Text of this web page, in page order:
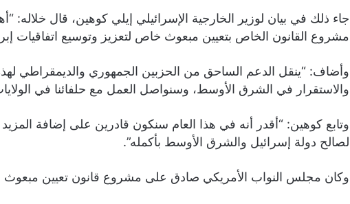
جاء ذلك في بيان لوزير الخارجية الإسرائيلي إيلي كوهين، قال خلاله:
مشروع القانون الخاص بتعيين مبعوث خاص لتعزيز وتوسيع اتفاقيات
وأضاف: “ينقل الدعم الساحق من الحزبين الجمهوري والديمقراطي
والاستقرار في الشرق الأوسط، وسنواصل العمل مع حلفائنا في
وتابع كوهين: “أقدر أنه في هذا العام سنكون قادرين على إضافة المزيد
لصالح دولة إسرائيل والشرق الأوسط بأكمله”.
وكان مجلس النواب الأمريكي صادق على مشروع قانون تعيين مبعوث